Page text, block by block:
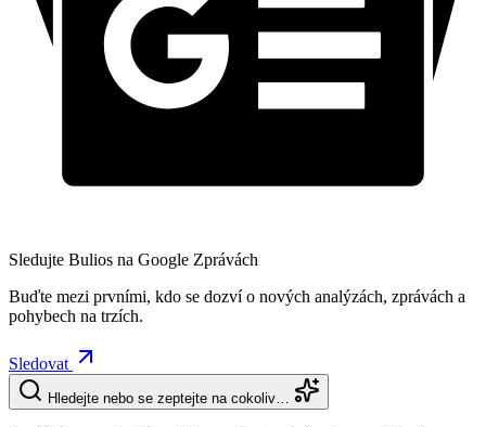
Sledujte Bulios na Google Zprávách
Buďte mezi prvními, kdo se dozví o nových analýzách, zprávách a
pohybech na trzích.
Sledovat
Hledejte nebo se zeptejte na cokoliv…